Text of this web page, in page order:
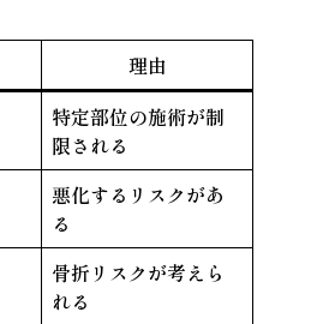
理由
特定部位の施術が制
限される
悪化するリスクがあ
る
骨折リスクが考えら
れる